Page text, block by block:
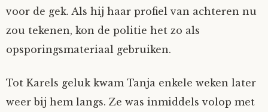
voor de gek. Als hij haar profiel van achteren nu
zou tekenen, kon de politie het zo als
opsporingsmateriaal gebruiken.
Tot Karels geluk kwam Tanja enkele weken later
weer bij hem langs. Ze was inmiddels volop met